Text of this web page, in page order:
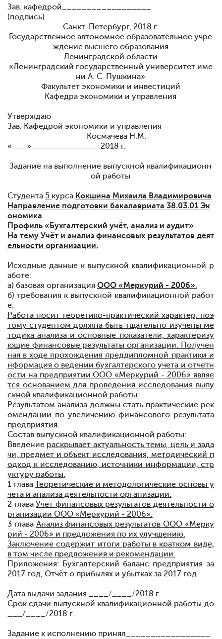
Зав. кафедрой__________________
(подпись)
Санкт-Петербург, 2018 г.
Государственное автономное образовательное учре
ждение высшего образования
Ленинградской области
«Ленинградский государственный университет име
ни А. С. Пушкина»
Факультет экономики и инвестиций
Кафедра экономики и управления
Утверждаю
Зав. Кафедрой экономики и управления
________________Космачева Н.М.
«___»______________2018 г.
Задание на выполнение выпускной квалификационн
ой работы
Студента 5 курса Кокшина Михаила Владимировича
Направление подготовки бакалавриата 38.03.01 Эк
ономика
Профиль «Бухгалтерский учёт, анализ и аудит»
На тему Учёт и анализ финансовых результатов деят
ельности организации.
Исходные данные к выпускной квалификационной р
аботе:
а) базовая организация ООО «Меркурий - 2006».
б) требования к выпускной квалификационной работ
е:
Работа носит теоретико-практический характер, поэ
тому студентом должна быть тщательно изучены ме
тодика анализа и основные показатели, характеризу
ющие финансовые результаты организации. Получен
ная в ходе прохождения преддипломной практики и
нформация о ведении бухгалтерского учета и отчетн
ости на предприятии ООО «Меркурий - 2006» являе
тся основанием для проведения исследования выпу
скной квалификационной работы.
Результатом анализа должны стать практические рек
омендации по увеличению финансового результата
предприятия.
Состав выпускной квалификационной работы:
Введение раскрывает актуальность темы, цель и зада
чи, предмет и объект исследования, методический п
одход к исследованию, источники информации, стр
уктуру работы.
1 главаТеоретические и методологические основы у
чёта и анализа деятельности организации.
2 главаУчёт финансовых результатов деятельности о
рганизации ООО «Меркурий - 2006».
3 глава Анализ финансовых результатов ООО «Мерку
рий - 2006» и предложения по их улучшению.
Заключение содержит итоги работы в кратком виде,
в том числе предложения и рекомендации.
Приложения: Бухгалтерский баланс предприятия за
2017 год, Отчёт о прибылях и убытках за 2017 год.
Дата выдачи задания ____/____/2018 г.
Срок сдачи выпускной квалификационной работы до
___/____/2018 г.
Задание к исполнению принял_________________